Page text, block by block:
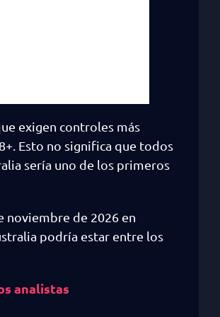
exigen controles más
Esto no significa que todos
sería uno de los primeros
noviembre de 2026 en
podría estar entre los
analistas